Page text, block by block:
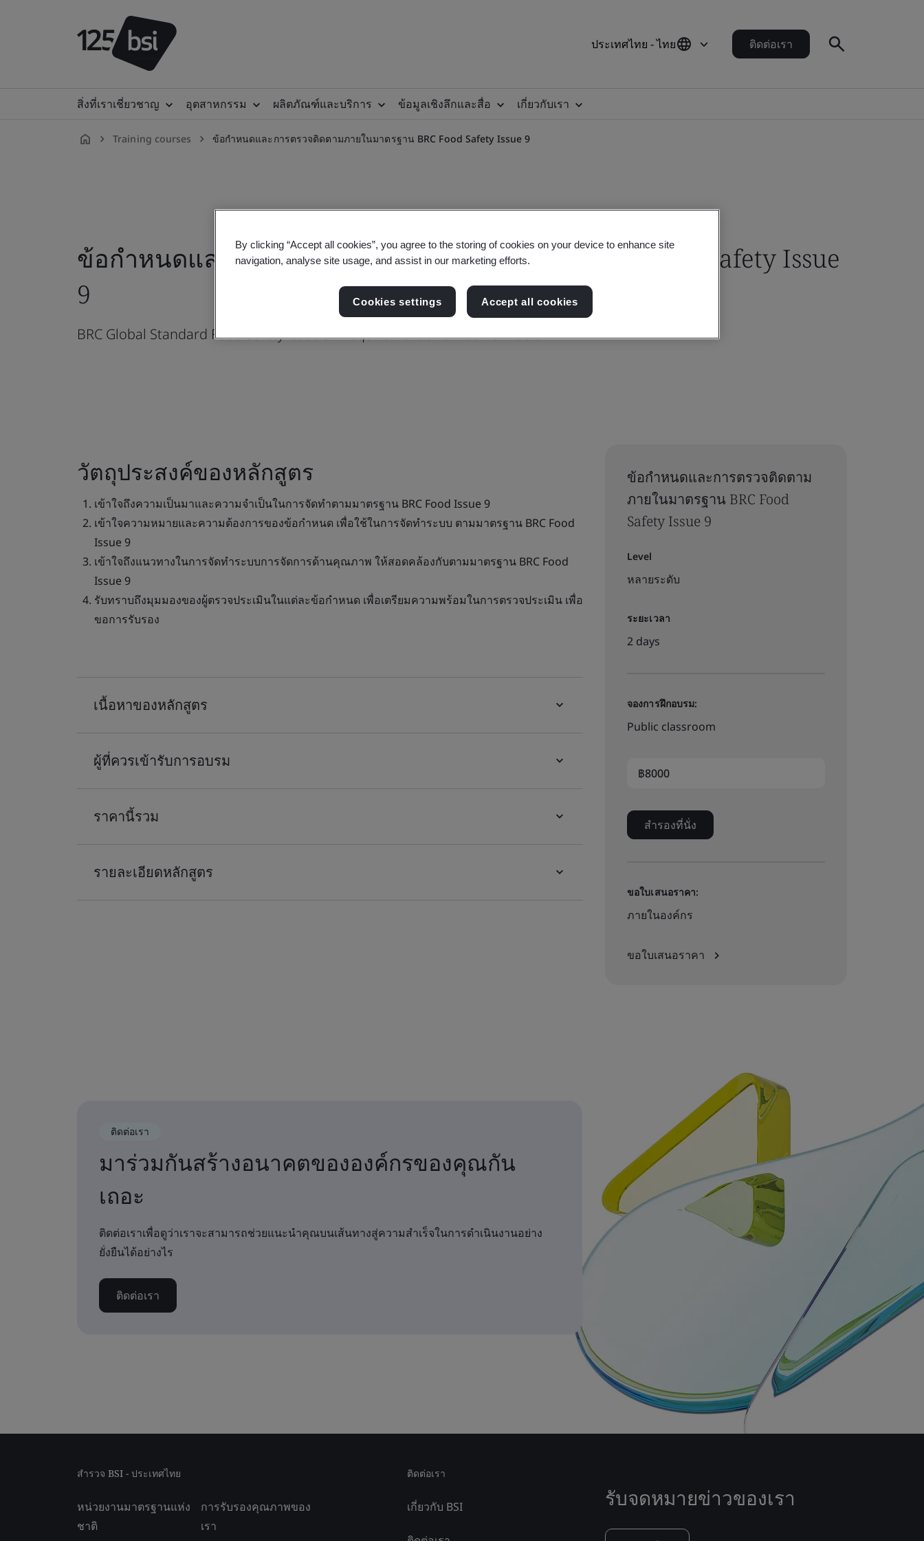
ประเทศไทย - ไทย ติดต่อเรา
สิ่งที่เราเชี่ยวชาญ อุตสาหกรรม ผลิตภัณฑ์และบริการ ข้อมูลเชิงลึกและสื่อ เกี่ยวกับเรา
Training courses ข้อกำหนดและการตรวจติดตามภายในมาตรฐาน BRC Food Safety Issue 9
ข้อกำหนดและการตรวจติดตามภายในมาตรฐาน BRC Food Safety Issue
9
BRC Global Standard Food Safety Issue 9 : Requirement and Internal Audit
ข้อกำหนดและการตรวจติดตาม
ภายในมาตรฐาน BRC Food
Safety Issue 9
Level
หลายระดับ
ระยะเวลา
2 days
จองการฝึกอบรม:
Public classroom
฿8000
สำรองที่นั่ง
ขอใบเสนอราคา:
ภายในองค์กร
ขอใบเสนอราคา
วัตถุประสงค์ของหลักสูตร
เข้าใจถึงความเป็นมาและความจำเป็นในการจัดทำตามมาตรฐาน BRC Food Issue 9
เข้าใจความหมายและความต้องการของข้อกำหนด เพื่อใช้ในการจัดทำระบบ ตามมาตรฐาน BRC Food
Issue 9
เข้าใจถึงแนวทางในการจัดทำระบบการจัดการด้านคุณภาพ ให้สอดคล้องกับตามมาตรฐาน BRC Food
Issue 9
รับทราบถึงมุมมองของผู้ตรวจประเมินในแต่ละข้อกำหนด เพื่อเตรียมความพร้อมในการตรวจประเมิน เพื่อ
ขอการรับรอง
เนื้อหาของหลักสูตร
ผู้ที่ควรเข้ารับการอบรม
ราคานี้รวม
รายละเอียดหลักสูตร
ติดต่อเรา
มาร่วมกันสร้างอนาคตขององค์กรของคุณกัน
เถอะ
ติดต่อเราเพื่อดูว่าเราจะสามารถช่วยแนะนำคุณบนเส้นทางสู่ความสำเร็จในการดำเนินงานอย่าง
ยั่งยืนได้อย่างไร
ติดต่อเรา
สำรวจ BSI - ประเทศไทย
หน่วยงานมาตรฐานแห่ง
ชาติ
การรับรองคุณภาพของ
เรา
ติดต่อเรา
เกี่ยวกับ BSI รับจดหมายข่าวของเรา
By clicking “Accept all cookies”, you agree to the storing of cookies on your device to enhance site
navigation, analyse site usage, and assist in our marketing efforts.
Cookies settings Accept all cookies